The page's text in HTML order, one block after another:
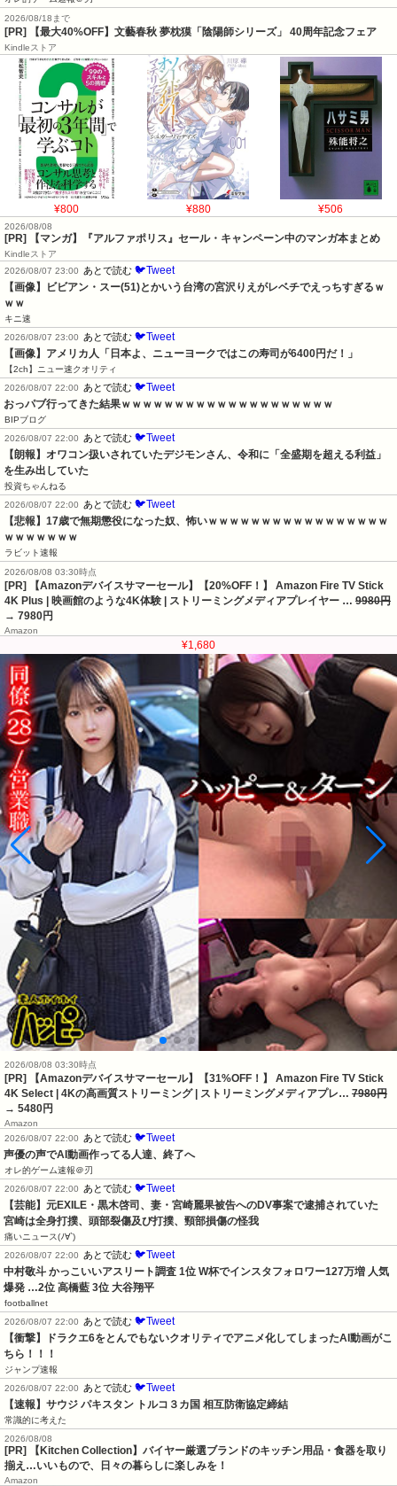
2026/08/18まで
[PR] 【最大40%OFF】文藝春秋 夢枕獏「陰陽師シリーズ」 40周年記念フェア
Kindleストア
¥800 ¥880 ¥506
2026/08/08
[PR] 【マンガ】『アルファポリス』セール・キャンペーン中のマンガ本まとめ
Kindleストア
2026/08/07 23:00
あとで読む 🐦Tweet
【画像】ビビアン・スー(51)とかいう台湾の宮沢りえがレベチでえっちすぎるｗ
ｗｗ
キニ速
2026/08/07 23:00
あとで読む 🐦Tweet
【画像】アメリカ人「日本よ、ニューヨークではこの寿司が6400円だ！」
【2ch】ニュー速クオリティ
2026/08/07 22:00
あとで読む 🐦Tweet
おっパブ行ってきた結果ｗｗｗｗｗｗｗｗｗｗｗｗｗｗｗｗｗｗｗｗ
BIPブログ
2026/08/07 22:00
あとで読む 🐦Tweet
【朗報】オワコン扱いされていたデジモンさん、令和に「全盛期を超える利益」
を生み出していた
投資ちゃんねる
2026/08/07 22:00
あとで読む 🐦Tweet
【悲報】17歳で無期懲役になった奴、怖いｗｗｗｗｗｗｗｗｗｗｗｗｗｗｗｗｗ
ｗｗｗｗｗｗｗ
ラビット速報
2026/08/08 03:30時点
[PR] 【Amazonデバイスサマーセール】【20%OFF！】 Amazon Fire TV Stick
4K Plus | 映画館のような4K体験 | ストリーミングメディアプレイヤー … 9980円
→ 7980円
Amazon
¥1,680
2026/08/08 03:30時点
[PR] 【Amazonデバイスサマーセール】【31%OFF！】 Amazon Fire TV Stick
4K Select | 4Kの高画質ストリーミング | ストリーミングメディアプレ… 7980円
→ 5480円
Amazon
2026/08/07 22:00
あとで読む 🐦Tweet
声優の声でAI動画作ってる人達、終了へ
オレ的ゲーム速報＠刃
2026/08/07 22:00
あとで読む 🐦Tweet
【芸能】元EXILE・黒木啓司、妻・宮崎麗果被告へのDV事案で逮捕されていた
宮崎は全身打撲、頭部裂傷及び打撲、頸部損傷の怪我
痛いニュース(ﾉ∀`)
2026/08/07 22:00
あとで読む 🐦Tweet
中村敬斗 かっこいいアスリート調査 1位 W杯でインスタフォロワー127万増 人気
爆発 …2位 高橋藍 3位 大谷翔平
footballnet
2026/08/07 22:00
あとで読む 🐦Tweet
【衝撃】ドラクエ6をとんでもないクオリティでアニメ化してしまったAI動画がこ
ちら！！！
ジャンプ速報
2026/08/07 22:00
あとで読む 🐦Tweet
【速報】サウジ パキスタン トルコ３カ国 相互防衛協定締結
常識的に考えた
2026/08/08
[PR] 【Kitchen Collection】バイヤー厳選ブランドのキッチン用品・食器を取り
揃え…いいもので、日々の暮らしに楽しみを！
Amazon